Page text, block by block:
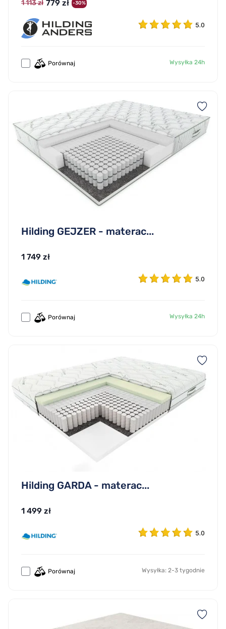
1 113 zł 779 zł -30%
5.0
Porównaj Wysyłka 24h
Hilding GEJZER - materac...
1 749 zł
5.0
Porównaj Wysyłka 24h
Hilding GARDA - materac...
1 499 zł
5.0
Porównaj Wysyłka: 2-3 tygodnie